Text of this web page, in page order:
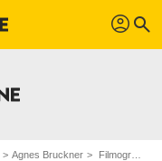
profil search
Agnes Bruckner Filmografía Agnes Bruckner